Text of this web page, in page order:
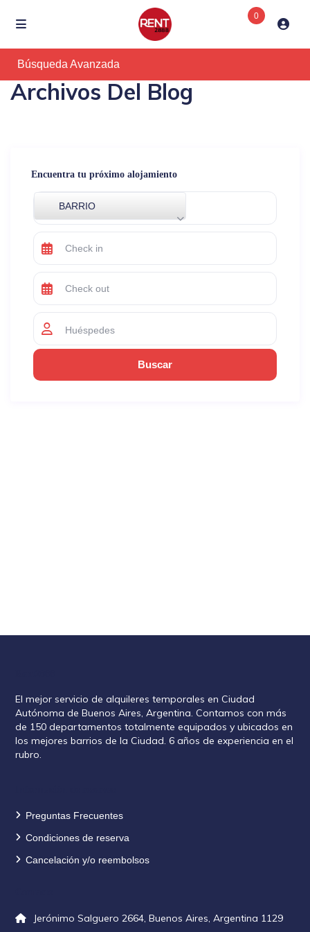
0
Búsqueda Avanzada
Archivos Del Blog
Encuentra tu próximo alojamiento
BARRIO
Huéspedes
El mejor servicio de alquileres temporales en Ciudad
Autónoma de Buenos Aires, Argentina. Contamos con más
de 150 departamentos totalmente equipados y ubicados en
los mejores barrios de la Ciudad. 6 años de experiencia en el
rubro.
Preguntas Frecuentes
Condiciones de reserva
Cancelación y/o reembolsos
Jerónimo Salguero 2664, Buenos Aires, Argentina 1129